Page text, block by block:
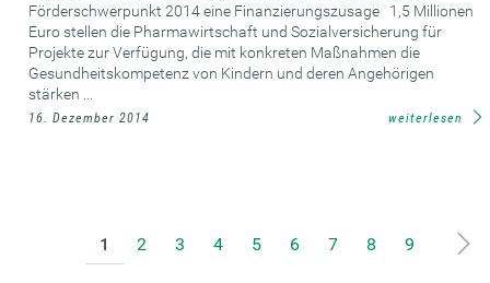
Förderschwerpunkt 2014 eine Finanzierungszusage 1,5 Millionen
Euro stellen die Pharmawirtschaft und Sozialversicherung für
Projekte zur Verfügung, die mit konkreten Maßnahmen die
Gesundheitskompetenz von Kindern und deren Angehörigen
stärken ...
16. Dezember 2014 weiterlesen
1 2 3 4 5 6 7 8 9